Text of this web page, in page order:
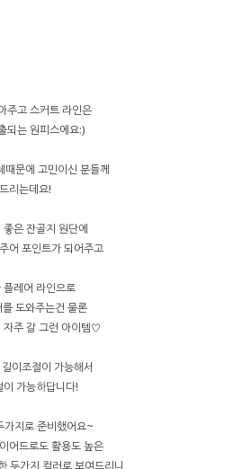
주고 스커트 라인은
되는 원피스에요:)
때문에 고민이신 분들께
리는데요!
은 잔골지 원단에
어 포인트가 되어주고
레어 라인으로
도와주는건 물론
자주 갈 그런 아이템♡
이조절이 가능해서
가능하답니다!
가지로 준비했어요~
어드로도 활용도 높은
두가지 컬러로 보여드리니